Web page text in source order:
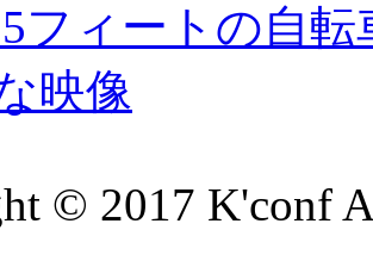
フィートの自
映像
© 2017 K'conf